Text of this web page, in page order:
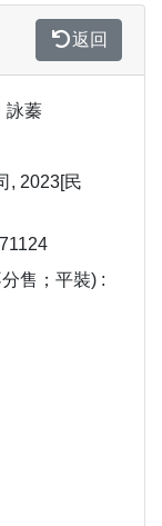
返回
詠蓁
, 2023[民
售；平裝) :